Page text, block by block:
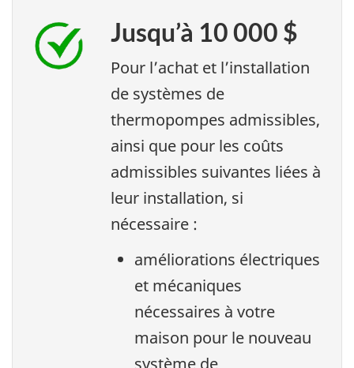
Jusqu’à 10 000 $
Pour l’achat et l’installation
de systèmes de
thermopompes admissibles,
ainsi que pour les coûts
admissibles suivantes liées à
leur installation, si
nécessaire :
améliorations électriques
et mécaniques
nécessaires à votre
maison pour le nouveau
système de